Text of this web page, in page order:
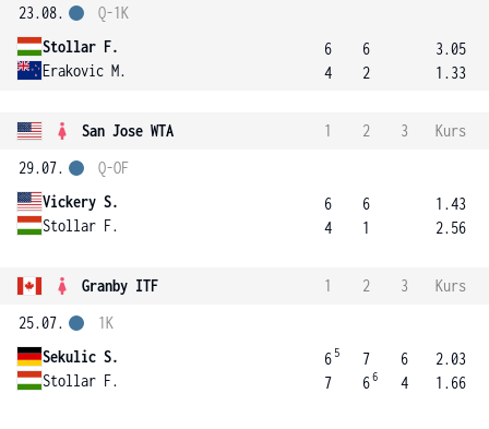
23.08.
Stollar F.
Erakovic M.
Q-1K
6
4
6
2
3.05
1.33
San Jose WTA 1 2 3
Kurs
29.07.
Vickery S.
Stollar F.
Q-OF
6
4
6
1
1.43
2.56
Granby ITF 1 2 3
Kurs
25.07.
Sekulic S.
Stollar F.
1K
6 5
7
7
66
6
4
2.03
1.66